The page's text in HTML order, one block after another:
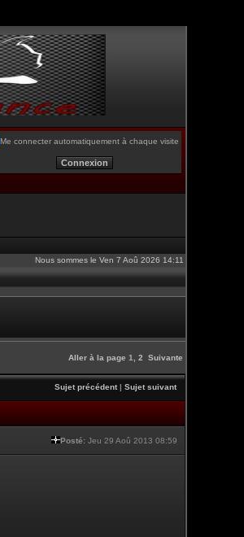
Me connecter automatiquement à chaque visite
Nous sommes le Ven 7 Aoû 2026 14:11
Aller à la page 1 2 Suivante
Sujet précédent| Sujet suivant
Posté: Jeu 29 Aoû 2013 08:59